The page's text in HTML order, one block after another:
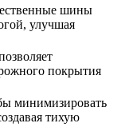
шины
улучшая
покрытия
минимизировать
тихую